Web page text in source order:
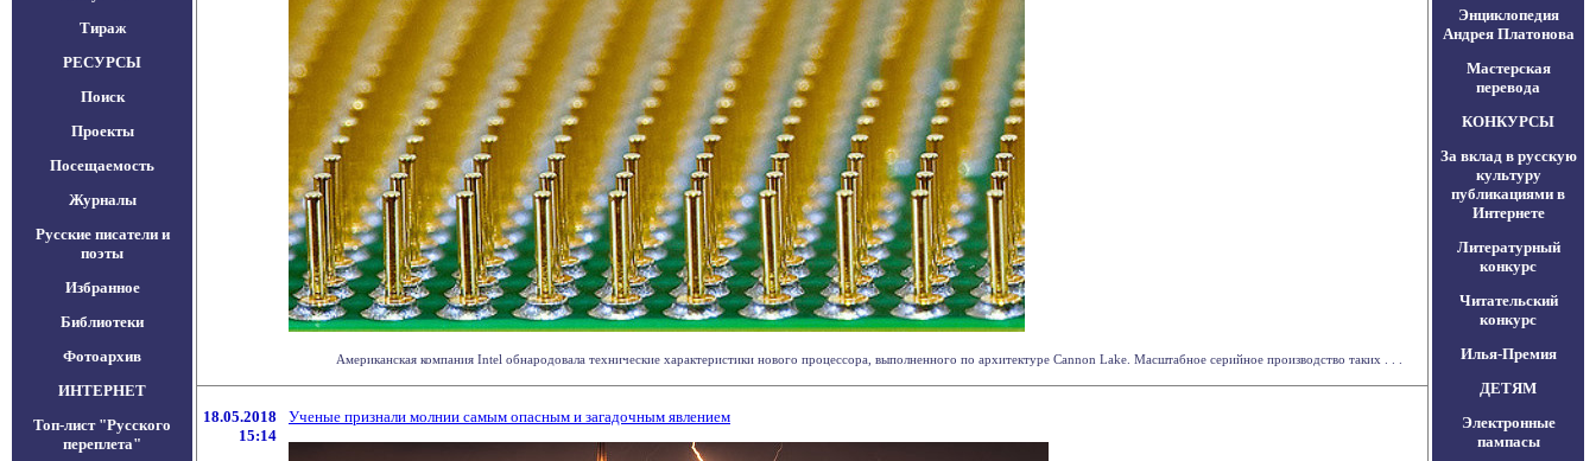
Тираж
РЕСУРСЫ
Поиск
Проекты
Посещаемость
Журналы
Русские писатели и
поэты
Избранное
Библиотеки
Фотоархив
ИНТЕРНЕТ
Топ-лист "Русского
переплета"
Американская компания Intel обнародовала технические характеристики нового процессора, выполненного по архитектуре Cannon Lake. Масштабное серийное производство таких . . .
18.05.2018
15:14
Ученые признали молнии самым опасным и загадочным явлением
Энциклопедия
Андрея Платонова
Мастерская
перевода
КОНКУРСЫ
За вклад в русскую
культуру
публикациями в
Интернете
Литературный
конкурс
Читательский
конкурс
Илья-Премия
ДЕТЯМ
Электронные
пампасы